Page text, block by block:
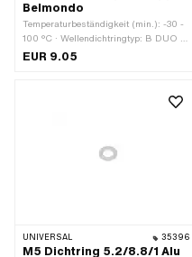
Belmondo
Temperaturbeständigkeit (min.): -30 -
100 °C · Wellendichtringtyp: B DUO -
Mit Blech-Aussenmantel / zwei
9 mm · Ø aussen: 35 mm · Ø innen:
EUR 9.05
UNIVERSAL 35396
M5 Dichtring 5.2/8.8/1 Alu